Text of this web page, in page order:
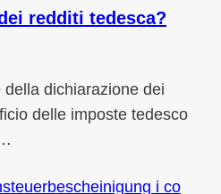
redditi tedesca?
dichiarazione dei
delle imposte tedesco